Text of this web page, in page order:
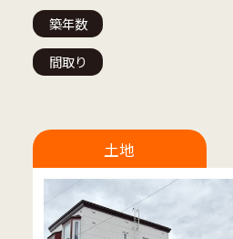
築年数
間取り
土地